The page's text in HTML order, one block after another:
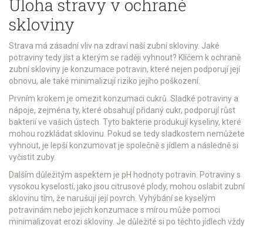
Úloha stravy v ochraně
skloviny
Strava má zásadní vliv na zdraví naší zubní skloviny. Jaké
potraviny tedy jíst a kterým se raději vyhnout? Klíčem k ochraně
zubní skloviny je konzumace potravin, které nejen podporují její
obnovu, ale také minimalizují riziko jejího poškození.
Prvním krokem je omezit konzumaci cukrů. Sladké potraviny a
nápoje, zejména ty, které obsahují přidaný cukr, podporují růst
bakterií ve vašich ústech. Tyto bakterie produkují kyseliny, které
mohou rozkládat sklovinu. Pokud se tedy sladkostem nemůžete
vyhnout, je lepší konzumovat je společně s jídlem a následně si
vyčistit zuby.
Dalším důležitým aspektem je pH hodnoty potravin. Potraviny s
vysokou kyselostí, jako jsou citrusové plody, mohou oslabit zubní
sklovinu tím, že narušují její povrch. Vyhýbání se kyselým
potravinám nebo jejich konzumace s mírou může pomoci
minimalizovat erozi skloviny. Je důležité si po těchto jídlech vždy